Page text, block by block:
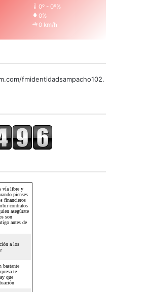
0º - 0º%
0%
0 km/h
fmidentidadsampacho102.